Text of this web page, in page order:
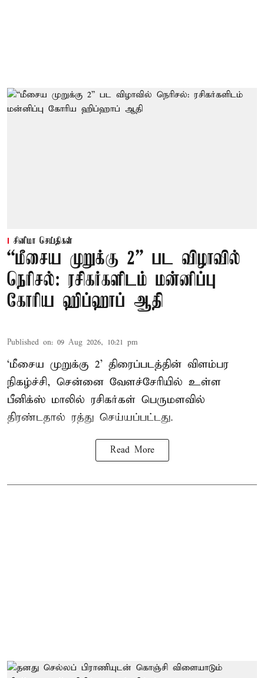
சினிமா செய்திகள்
“மீசைய முறுக்கு 2” பட விழாவில்
நெரிசல்: ரசிகர்களிடம் மன்னிப்பு
கோரிய ஹிப்ஹாப் ஆதி
Published on: 09 Aug 2026, 10:21 pm
‘மீசைய முறுக்கு 2’ திரைப்படத்தின் விளம்பர
நிகழ்ச்சி, சென்னை வேளச்சேரியில் உள்ள
பீனிக்ஸ் மாலில் ரசிகர்கள் பெருமளவில்
திரண்டதால் ரத்து செய்யப்பட்டது.
Read More